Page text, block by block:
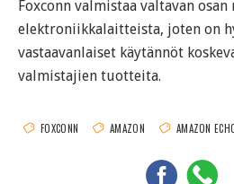
Foxconn valmistaa valtavan osan
elektroniikkalaitteista, joten on
vastaavanlaiset käytännöt
valmistajien tuotteita.
FOXCONN AMAZON AMAZON